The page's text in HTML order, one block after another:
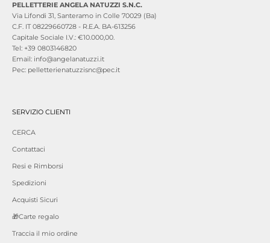
PELLETTERIE ANGELA NATUZZI S.N.C.
Via Lifondi 31, Santeramo in Colle 70029 (Ba)
C.F. IT 08229660728 - R.E.A. BA-613256
Capitale Sociale I.V.: €10.000,00.
Tel: +39 0803146820
Email: info@angelanatuzzi.it
Pec: pelletterienatuzzisnc@pec.it
SERVIZIO CLIENTI
CERCA
Contattaci
Resi e Rimborsi
Spedizioni
Acquisti Sicuri
🎁Carte regalo
Traccia il mio ordine